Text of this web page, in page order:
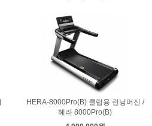
HERA-8000Pro(B) 클럽용 런닝머신 /
헤라 8000Pro(B)